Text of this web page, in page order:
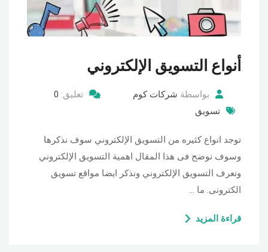
أنواع التسويق الإلكتروني
بواسطة شركات كوم تعليق: 0
تسويق
توجد انواع كثيره من التسويق الإلكتروني سوف نذكرها
وسوف نوضح فى هذا المقال اهمية التسويق الإلكتروني
ونعرف التسويق الإلكتروني ونذكر ايضا مواقع تسويق
الكترونى. ما …
قراءة المزيد